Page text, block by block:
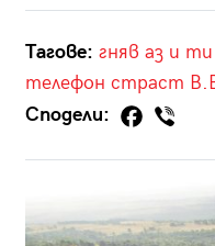
Тагове: гняв аз и ти
телефон страст
Сподели: